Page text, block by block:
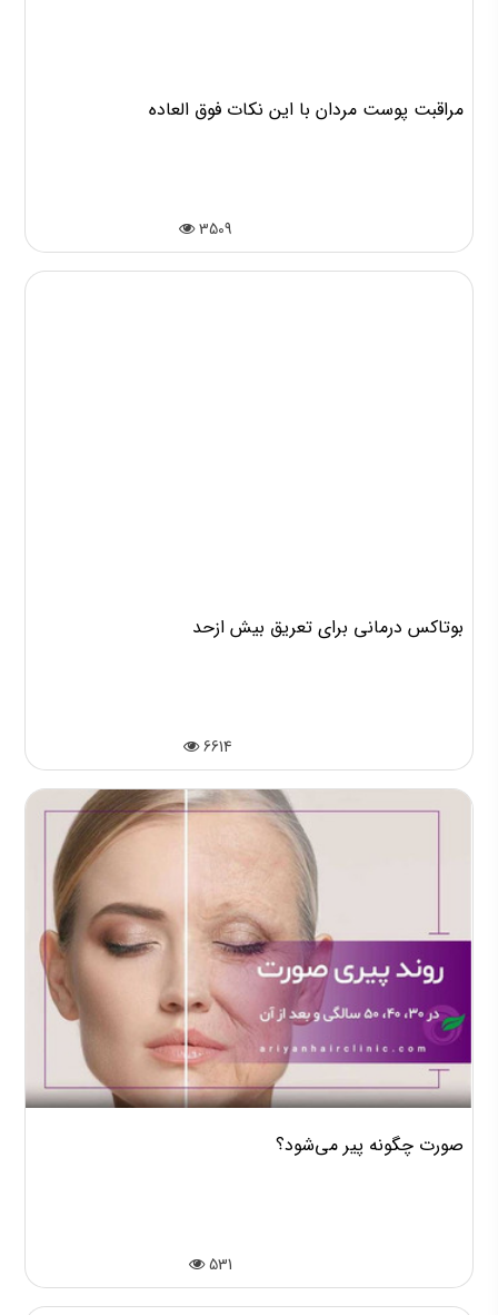
مراقبت پوست مردان با این نکات فوق العاده
3509
بوتاکس درمانی برای تعریق بیش ازحد
6614
صورت چگونه پیر می‌شود؟
531